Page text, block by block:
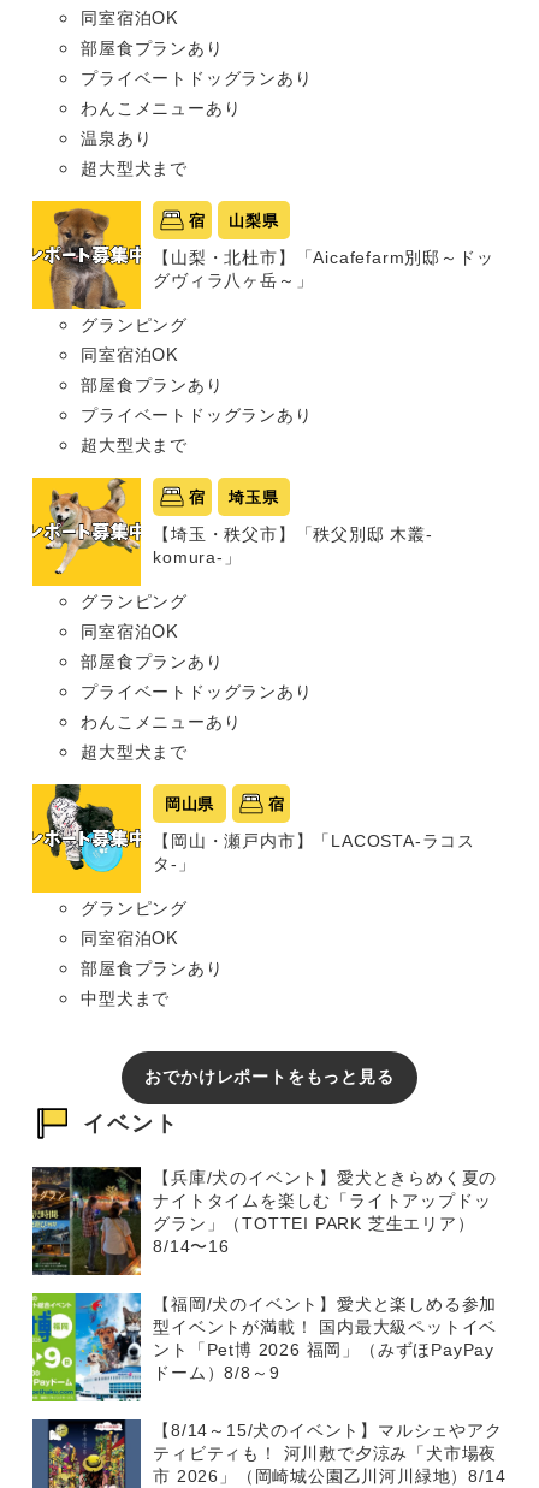
同室宿泊OK
部屋食プランあり
プライベートドッグランあり
わんこメニューあり
温泉あり
超大型犬まで
宿 山梨県
【山梨・北杜市】「Aicafefarm別邸～ドッ
グヴィラ八ヶ岳～」
グランピング
同室宿泊OK
部屋食プランあり
プライベートドッグランあり
超大型犬まで
宿 埼玉県
【埼玉・秩父市】「秩父別邸 木叢-
komura-」
グランピング
同室宿泊OK
部屋食プランあり
プライベートドッグランあり
わんこメニューあり
超大型犬まで
岡山県 宿
【岡山・瀬戸内市】「LACOSTA-ラコス
タ-」
グランピング
同室宿泊OK
部屋食プランあり
中型犬まで
おでかけレポートをもっと見る
イベント
【兵庫/犬のイベント】愛犬ときらめく夏の
ナイトタイムを楽しむ「ライトアップドッ
グラン」（TOTTEI PARK 芝生エリア）
8/14〜16
【福岡/犬のイベント】愛犬と楽しめる参加
型イベントが満載！ 国内最大級ペットイベ
ント「Pet博 2026 福岡」（みずほPayPay
ドーム）8/8～9
【8/14～15/犬のイベント】マルシェやアク
ティビティも！ 河川敷で夕涼み「犬市場夜
市 2026」（岡崎城公園乙川河川緑地）8/14